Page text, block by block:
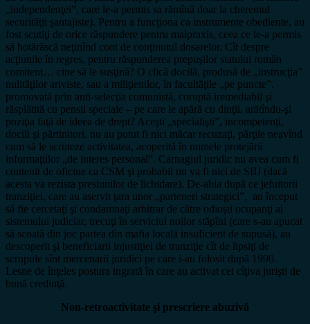
„independenţei”, care le-a permis sa rămînă doar la cheremul
securităţii şantajiste). Pentru a funcţiona ca instrumente obediente, au
fost scutiţi de orice răspundere pentru malpraxis, ceea ce le-a permis
să hotărăscă neţinînd cont de conţinutul dosarelor. Cît despre
acţiunile în regres, pentru răspunderea prepuşilor statului român
comitent… cine să le susţină? O clică docilă, produsă de „instrucţia”
nulităţilor ariviste, sau a miliţienilor, în facultăţile „pe puncte”,
promovată prin anti-selecţia comunistă, coruptă iremediabil şi
răsplătită cu pensii speciale – pe care le apără cu dinţii, arătîndu-şi
poziţia faţă de ideea de drept? Aceşti „specialişti”, incompetenţi,
docili şi părtinitori, nu au putut fi nici măcar recuzaţi, părţile neavînd
cum să le scruteze activitatea, acoperită în numele protejării
informaţiilor „de interes personal”. Carnagiul juridic nu avea cum fi
contenit de oficine ca CSM şi probabil nu va fi nici de SIIJ (dacă
acesta va rezista presiunilor de lichidare). De-abia după ce jefuitorii
tranziţiei, care au aservit ţara unor „parteneri strategici”, au început
să fie cercetaţi şi condamnaţi arbitrar de către odioşii ocupanţi ai
sistemului judiciar, trecuţi în serviciul noilor stăpîni (care s-au apucat
să scoată din joc partea din mafia locală insuficient de supusă), au
descoperit şi beneficiarii injustiţiei de tranziţie cît de lipsiţi de
scrupule sînt mercenarii juridici pe care i-au folosit după 1990.
Lesne de înţeles postura ingrată în care au activat cei cîţiva jurişti de
bună credinţă.
Non-retroactivitate şi prescriere abuzivă